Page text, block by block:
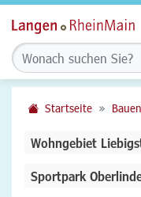
Startseite
Wohngebiet
Sportpark